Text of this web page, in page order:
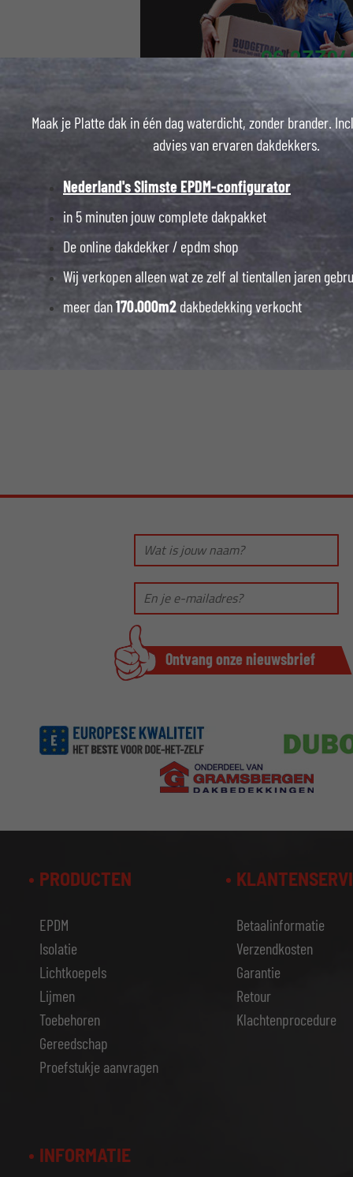
Maak je Platte dak in één dag waterdicht, zonder brander.
advies van ervaren dakdekkers.
Nederland's Slimste EPDM-configurator
in 5 minuten jouw complete dakpakket
De online dakdekker / epdm shop
Wij verkopen alleen wat ze zelf al tientallen jaren
meer dan 170.000m2 dakbedekking verkocht
06
PRODUCTEN
EPDM
Isolatie
Lichtkoepels
Lijmen
Toebehoren
Gereedschap
Proefstukje aanvragen
Betaalinformatie
Verzendkosten
Garantie
Retour
Klachtenprocedure
INFORMATIE